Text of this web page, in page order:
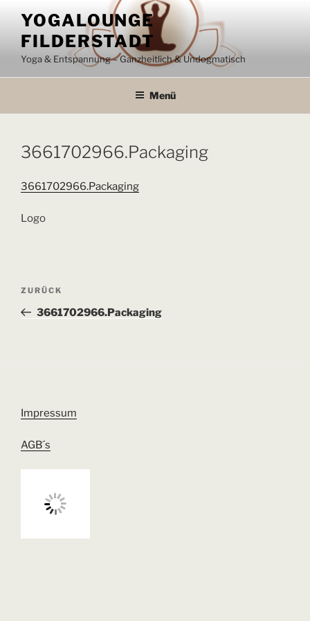
Inhalt
springen
YOGALOUNGE
FILDERSTADT
Yoga & Entspannung – Ganzheitlich & Undogmatisch
Menü
3661702966.Packaging
3661702966.Packaging
Logo
Beitragsnavigation
Vorheriger
Beitrag
ZURÜCK
3661702966.Packaging
Impressum
AGB´s